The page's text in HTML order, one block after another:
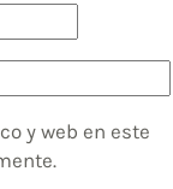
y web en este